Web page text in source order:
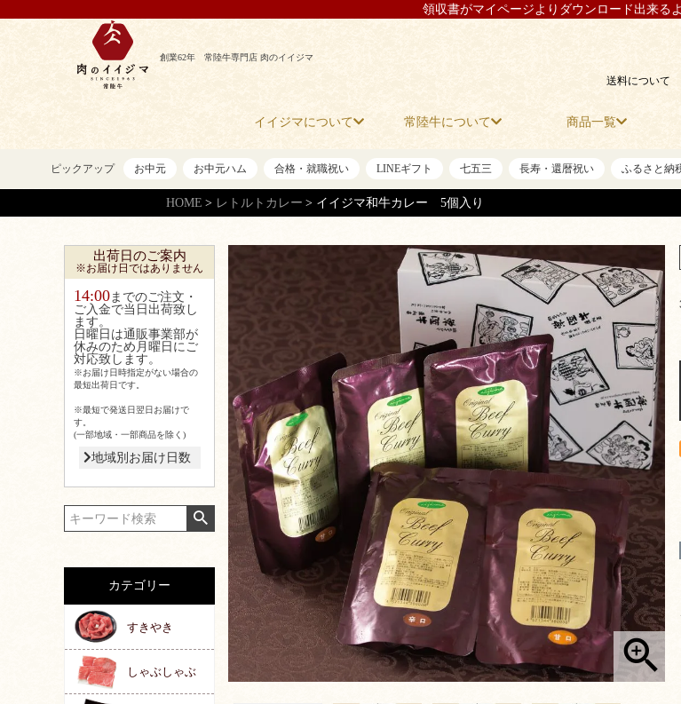
領収書がマイページよりダウンロード出来る
創業62年 常陸牛専門店 肉のイイジマ
送料について
イイジマについて 常陸牛について 商品一覧
ピックアップ お中元 お中元ハム 合格・就職祝い LINEギフト 七五三 長寿・還暦祝い ふるさと納
HOME レトルトカレー イイジマ和牛カレー 5個入り
出荷日のご案内
※お届け日ではありません
14:00までのご注文・
ご入金で当日出荷致し
ます。
日曜日は通販事業部が
休みのため月曜日にご
対応致します。
※お届け日時指定がない場合の
最短出荷日です。
※最短で発送日翌日お届けで
す。
(一部地域・一部商品を除く)
地域別お届け日数
カテゴリー
すきやき
しゃぶしゃぶ